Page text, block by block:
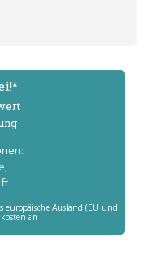
Ausland (EU und
an.